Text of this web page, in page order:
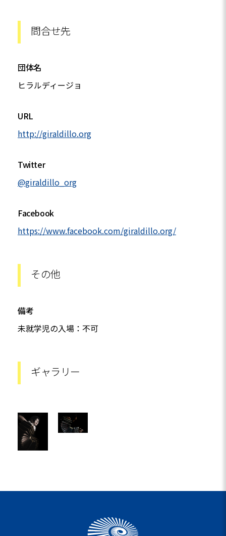
問合せ先
団体名
ヒラルディージョ
URL
http://giraldillo.org
Twitter
@giraldillo_org
Facebook
https://www.facebook.com/giraldillo.org/
その他
備考
未就学児の入場：不可
ギャラリー